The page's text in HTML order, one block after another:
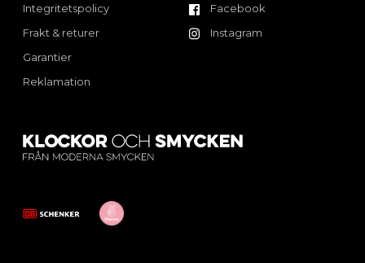
Integritetspolicy
Frakt & returer
Garantier
Reklamation
Facebook
Instagram